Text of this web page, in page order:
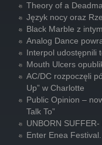
Theory of a
Język nocy oraz
Black Marble z
Analog Dance
Interpol udostępnili
Mouth Ulcers
AC/DC rozpoczęli
Up” w Charlotte
Public Opinion –
Talk To”
UNBORN
Enter Enea